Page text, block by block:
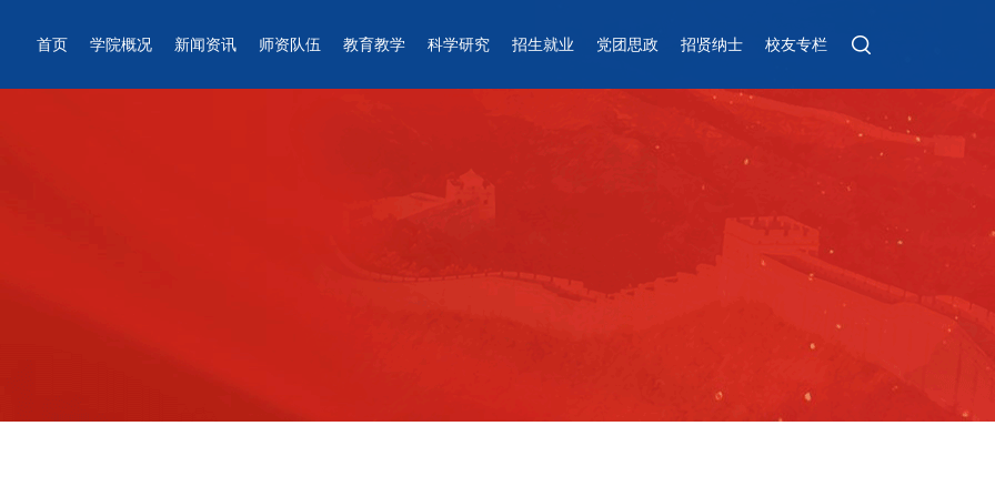
首页 学院概况 新闻资讯 师资队伍 教育教学 科学研究 招生就业 党团思政 招贤纳士 校友专栏